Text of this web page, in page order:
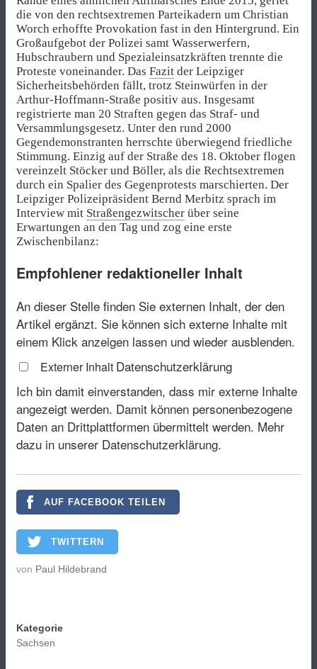
die von den rechtsextremen Parteikadern um Christian
Worch erhoffte Provokation fast in den Hintergrund. Ein
Großaufgebot der Polizei samt Wasserwerfern,
Hubschraubern und Spezialeinsatzkräften trennte die
Proteste voneinander. Das Fazit der Leipziger
Sicherheitsbehörden fällt, trotz Steinwürfen in der
Arthur-Hoffmann-Straße positiv aus. Insgesamt
registrierte man 20 Straften gegen das Straf- und
Versammlungsgesetz. Unter den rund 2000
Gegendemonstranten herrschte überwiegend friedliche
Stimmung. Einzig auf der Straße des 18. Oktober flogen
vereinzelt Stöcker und Böller, als die Rechtsextremen
durch ein Spalier des Gegenprotests marschierten. Der
Leipziger Polizeipräsident Bernd Merbitz sprach im
Interview mit Straßengezwitscher über seine
Erwartungen an den Tag und zog eine erste
Zwischenbilanz:
Empfohlener redaktioneller Inhalt
An dieser Stelle finden Sie externen Inhalt, der den
Artikel ergänzt. Sie können sich externe Inhalte mit
einem Klick anzeigen lassen und wieder ausblenden.
Externer Inhalt Datenschutzerklärung
Ich bin damit einverstanden, dass mir externe Inhalte
angezeigt werden. Damit können personenbezogene
Daten an Drittplattformen übermittelt werden. Mehr
dazu in unserer Datenschutzerklärung.
AUF FACEBOOK TEILEN
TWITTERN
von Paul Hildebrand
Kategorie
Sachsen